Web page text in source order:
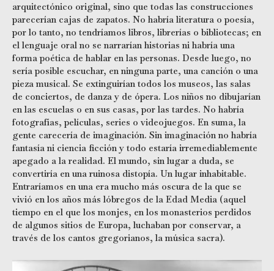
arquitectónico original, sino que todas las construcciones
parecerían cajas de zapatos. No habría literatura o poesía,
por lo tanto, no tendríamos libros, librerías o bibliotecas; en
el lenguaje oral no se narrarían historias ni habría una
forma poética de hablar en las personas. Desde luego, no
sería posible escuchar, en ninguna parte, una canción o una
pieza musical. Se extinguirían todos los museos, las salas
de conciertos, de danza y de ópera. Los niños no dibujarían
en las escuelas o en sus casas, por las tardes. No habría
fotografías, películas, series o videojuegos. En suma, la
gente carecería de imaginación. Sin imaginación no habría
fantasía ni ciencia ficción y todo estaría irremediablemente
apegado a la realidad. El mundo, sin lugar a duda, se
convertiría en una ruinosa distopía. Un lugar inhabitable.
Entraríamos en una era mucho más oscura de la que se
vivió en los años más lóbregos de la Edad Media (aquel
tiempo en el que los monjes, en los monasterios perdidos
de algunos sitios de Europa, luchaban por conservar, a
través de los cantos gregorianos, la música sacra).